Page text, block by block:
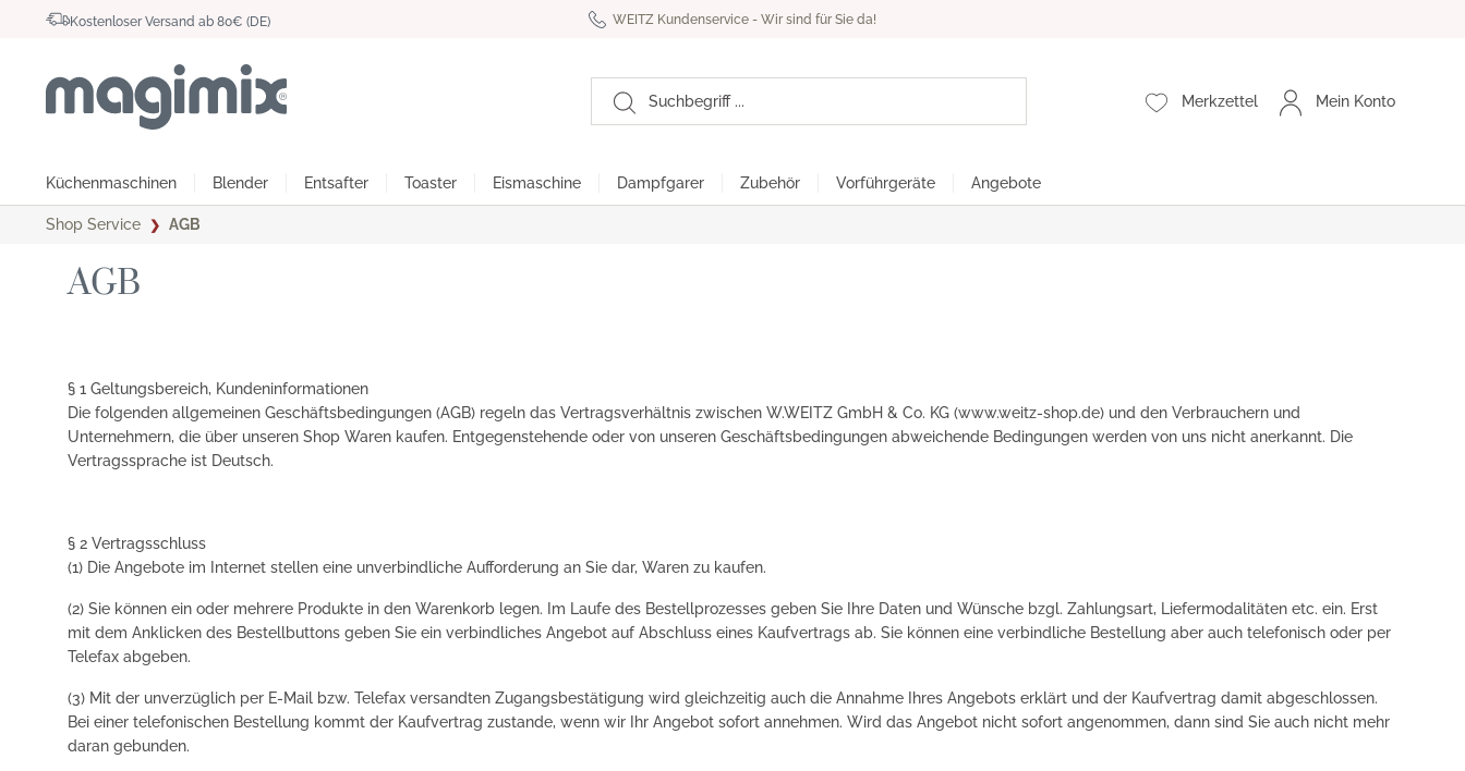
Kostenloser Versand ab 80€ (DE) WEITZ Kundenservice - Wir sind für Sie da!
Merkzettel Mein Konto
Küchenmaschinen Blender Entsafter Toaster Eismaschine Dampfgarer Zubehör Vorführgeräte Angebote
Shop Service AGB
AGB
§ 1 Geltungsbereich, Kundeninformationen
Die folgenden allgemeinen Geschäftsbedingungen (AGB) regeln das Vertragsverhältnis zwischen W.WEITZ GmbH & Co. KG (www.weitz-shop.de) und den Verbrauchern und
Unternehmern, die über unseren Shop Waren kaufen. Entgegenstehende oder von unseren Geschäftsbedingungen abweichende Bedingungen werden von uns nicht anerkannt. Die
Vertragssprache ist Deutsch.
§ 2 Vertragsschluss
(1) Die Angebote im Internet stellen eine unverbindliche Aufforderung an Sie dar, Waren zu kaufen.
(2) Sie können ein oder mehrere Produkte in den Warenkorb legen. Im Laufe des Bestellprozesses geben Sie Ihre Daten und Wünsche bzgl. Zahlungsart, Liefermodalitäten etc. ein. Erst
mit dem Anklicken des Bestellbuttons geben Sie ein verbindliches Angebot auf Abschluss eines Kaufvertrags ab. Sie können eine verbindliche Bestellung aber auch telefonisch oder per
Telefax abgeben.
(3) Mit der unverzüglich per E-Mail bzw. Telefax versandten Zugangsbestätigung wird gleichzeitig auch die Annahme Ihres Angebots erklärt und der Kaufvertrag damit abgeschlossen.
Bei einer telefonischen Bestellung kommt der Kaufvertrag zustande, wenn wir Ihr Angebot sofort annehmen. Wird das Angebot nicht sofort angenommen, dann sind Sie auch nicht mehr
daran gebunden.